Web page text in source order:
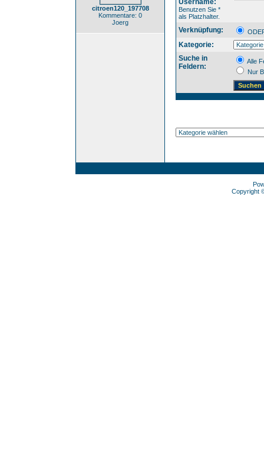
citroen120_197708
Kommentare: 0
Joerg
Username:
Benutzen Sie *
als Platzhalter.
Verknüpfung:
Kategorie:
Suche in
Feldern:
Alle
Nur
Copyright